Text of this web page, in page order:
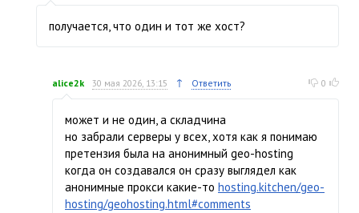
получается, что один и тот же хост?
alice2k 30 мая 2026, 13:15 ↑ 0
Ответить
может и не один, а складчина
но забрали серверы у всех, хотя как я понимаю
претензия была на анонимный geo-hosting
когда он создавался он сразу выглядел как
анонимные прокси какие-то hosting.kitchen/geo-
hosting/geohosting.html#comments